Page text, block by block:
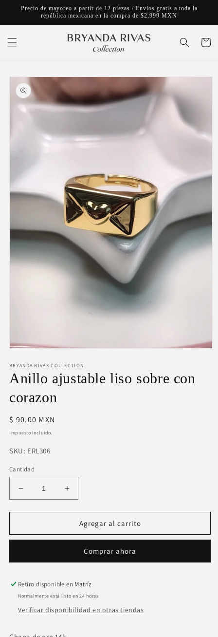
directamente
al contenido
Precio de mayoreo a partir de 12 piezas / Envíos gratis a toda la
república mexicana en la compra de $2,999 MXN
Carrito
directamente
a la
información
del producto
multimedia
en
ventana
modal
BRYANDA RIVAS COLLECTION
Anillo ajustable liso sobre con
corazon
Precio
habitual
$ 90.00 MXN
Impuesto incluido.
SKU:
SKU: ERL306
Cantidad
Reducir
cantidad
para
ajustable
con
Aumentar
cantidad
para
Anillo
ajustable
sobre
con
Agregar al carrito
Comprar ahora
Retiro disponible en Matríz
Normalmente está listo en 24 horas
Verificar disponibilidad en otras tiendas